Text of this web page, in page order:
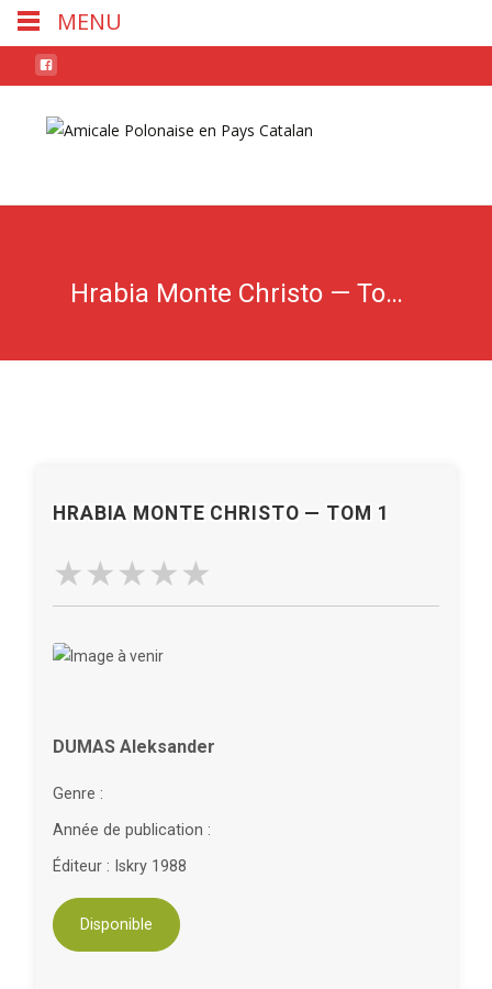
Hrabia Monte Christo — Tom 1
HRABIA MONTE CHRISTO — TOM 1
DUMAS Aleksander
Genre :
Année de publication :
Éditeur : Iskry 1988
Disponible
MENU